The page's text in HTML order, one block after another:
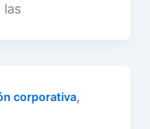
las
corporativa,